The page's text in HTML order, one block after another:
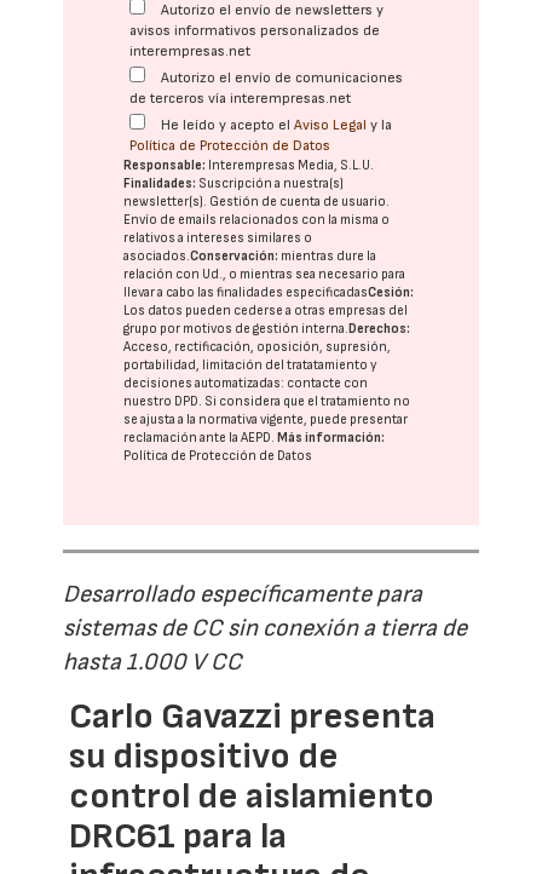
Autorizo el envío de newsletters y
avisos informativos personalizados de
interempresas.net
Autorizo el envío de comunicaciones
de terceros vía interempresas.net
He leído y acepto elAviso Legal y la
Política de Protección de Datos
Responsable: Interempresas Media, S.L.U.
Finalidades: Suscripción a nuestra(s)
newsletter(s). Gestión de cuenta de usuario.
Envío de emails relacionados con la misma o
relativos a intereses similares o
asociados.Conservación: mientras dure la
relación con Ud., o mientras sea necesario para
llevar a cabo las finalidades especificadasCesión:
Los datos pueden cederse a otras empresas del
grupo por motivos de gestión interna. Derechos:
Acceso, rectificación, oposición, supresión,
portabilidad, limitación del tratatamiento y
decisiones automatizadas: contacte con
nuestro DPD. Si considera que el tratamiento no
se ajusta a la normativa vigente, puede presentar
reclamación ante laAEPD. Más información:
Política de Protección de Datos
Desarrollado específicamente para
sistemas de CC sin conexión a tierra de
hasta 1.000 V CC
Carlo Gavazzi presenta
su dispositivo de
control de aislamiento
DRC61 para la